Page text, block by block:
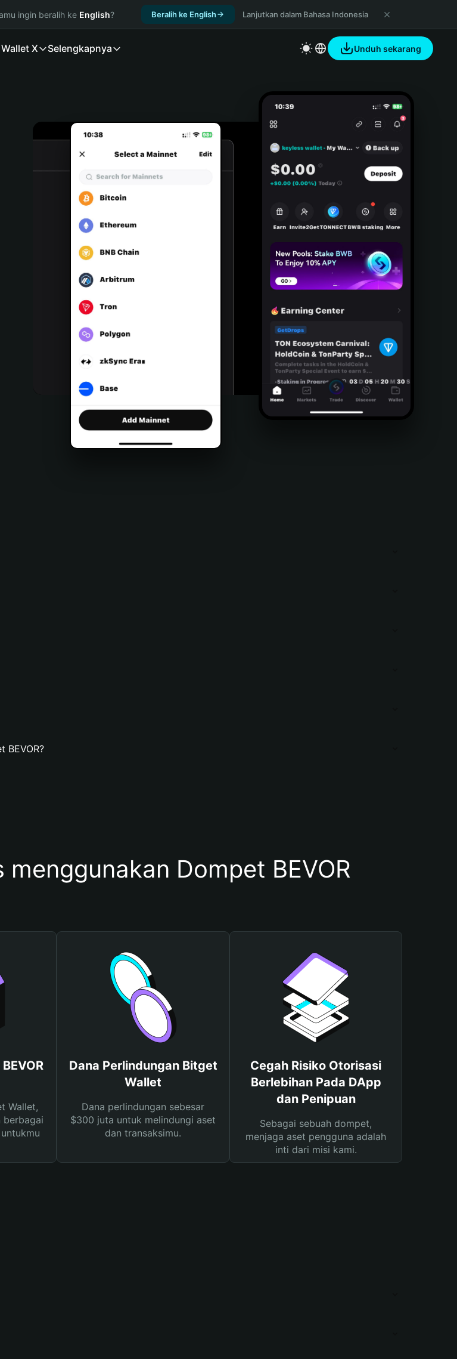
ingin beralih ke English? Beralih ke English Lanjutkan dalam Bahasa Indonesia
X Selengkapnya Unduh sekarang
BEVOR?
Dompet BEVOR
Wallet,
berbagai
Dana Perlindungan Bitget
Wallet
Dana perlindungan sebesar
$300 juta untuk melindungi aset
dan transaksimu.
Cegah Risiko Otorisasi
Berlebihan Pada DApp
dan Penipuan
Sebagai sebuah dompet,
menjaga aset pengguna adalah
inti dari misi kami.